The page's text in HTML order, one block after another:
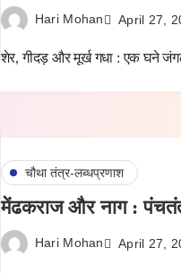
Hari Mohan April 27,
शेर, गीदड़ और मूर्ख गधा : एक घने
चौथा तंत्र-लब्धप्रणाश
मेंढकराज और नाग :
Hari Mohan April 27,